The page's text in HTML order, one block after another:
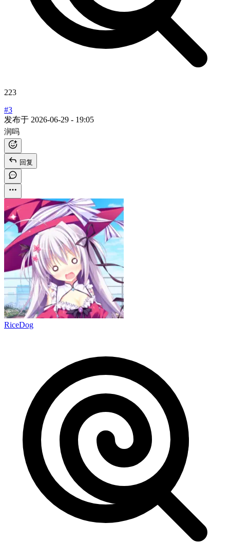
223
#3
发布于 2026-06-29 - 19:05
润吗
回复
RiceDog